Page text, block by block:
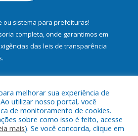
ou sistema para prefeituras!
completa, onde garantimos em
das leis de transparência
a Prefeitura Municipal de Bujaru.
melhorar sua experiência de
utilizar nosso portal, você
de monitoramento de cookies.
sobre como isso é feito, acesse
mais). Se você concorda, clique em